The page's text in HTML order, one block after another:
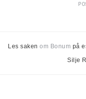
Les saken om Bonum på
Silje